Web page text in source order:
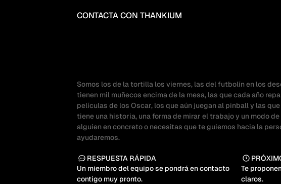
CONTACTA CON THANKIUM
ANTESDE
Somos los de la tortilla los viernes, las del futbolín en los
tienen mil muñecos encima de la mesa, las que cada año
películas de los Oscar, los que aún juegan al pinball y las
tiene una historia, una forma de mirar el trabajo y un modo
alguien en concreto o necesitas que te guiemos hacia la
ayudaremos.
RESPUESTA RÁPIDA
Un miembro del equipo se pondrá en contacto
contigo muy pronto.
Te
claros.